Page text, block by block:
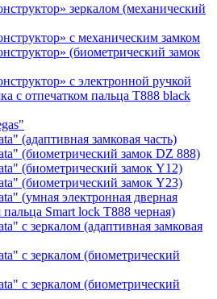
зеркалом (механический
с механическим замком
(биометрический замок
с электронной ручкой
с отпечатком пальца T888 black
(адаптивная замковая часть)
(биометрический замок DZ 888)
(биометрический замок Y12)
(биометрический замок Y23)
(умная электронная дверная
пальца Smart lock T888 черная)
с зеркалом (адаптивная замковая
с зеркалом (биометрический
с зеркалом (биометрический